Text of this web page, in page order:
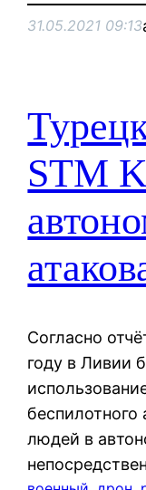
31.05.2021 09:13
STM
Согласно
году в Ливии
беспилотного
людей в